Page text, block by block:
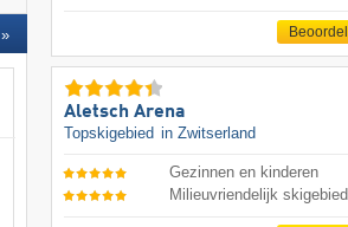
»
Aletsch Arena
Topskigebied in Zwitserland
Gezinnen en kinderen
Milieuvriendelijk skigebied